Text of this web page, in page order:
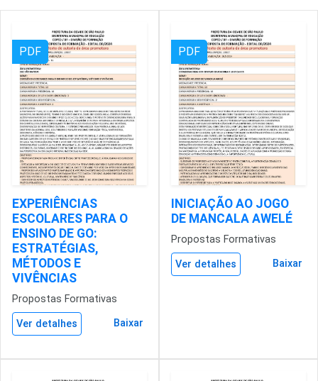
PDF
EXPERIÊNCIAS
ESCOLARES PARA O
ENSINO DE GO:
ESTRATÉGIAS,
MÉTODOS E
VIVÊNCIAS
Propostas Formativas
Ver detalhes Baixar
PDF
INICIAÇÃO AO JOGO
DE MANCALA AWELÉ
Propostas Formativas
Ver detalhes Baixar